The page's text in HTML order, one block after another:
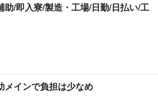
助/即入寮/製造・工場/日勤/日払い/工
メインで負担は少なめ